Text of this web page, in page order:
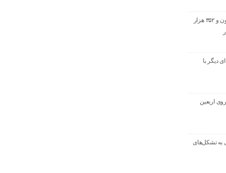
خروج بیش از ۳ میلیون و ۳۵۲ هزار
دیگر با
اربعین
به تشکل‌های